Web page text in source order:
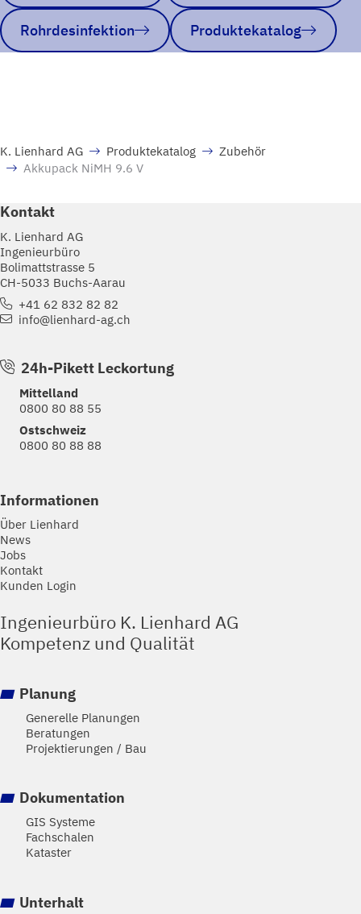
Rohrdesinfektion Produktekatalog
K. Lienhard AG Produktekatalog
Zubehör
Akkupack NiMH 9.6 V
Kontakt
K. Lienhard AG
Ingenieurbüro
Bolimattstrasse 5
CH-5033 Buchs-Aarau
+41 62 832 82 82
info@lienhard-ag.ch
24h-Pikett Leckortung
Mittelland
0800 80 88 55
Ostschweiz
0800 80 88 88
Informationen
Über Lienhard
News
Jobs
Kontakt
Kunden Login
Ingenieurbüro K. Lienhard AG
Kompetenz und Qualität
Planung
Generelle Planungen
Beratungen
Projektierungen / Bau
Dokumentation
GIS Systeme
Fachschalen
Kataster
Unterhalt